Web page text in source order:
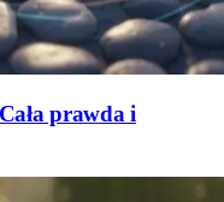
prawda i